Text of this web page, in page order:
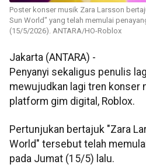
Poster konser musik Zara Larsson
Sun World" yang telah memulai
(15/5/2026). ANTARA/HO-Roblox
Jakarta (ANTARA) -
Penyanyi sekaligus penulis
mewujudkan lagi tren konser
platform gim digital, Roblox.
Pertunjukan bertajuk "Zara
World" tersebut telah
pada Jumat (15/5) lalu.